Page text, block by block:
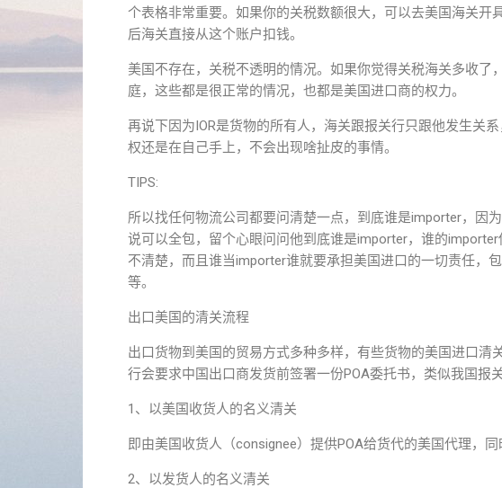
个表格非常重要。如果你的关税数额很大，可以去美国海关
后海关直接从这个账户扣钱。
美国不存在，关税不透明的情况。如果你觉得关税海关多收了
庭，这些都是很正常的情况，也都是美国进口商的权力。
再说下因为IOR是货物的所有人，海关跟报关行只跟他发生关
权还是在自己手上，不会出现啥扯皮的事情。
TIPS:
所以找任何物流公司都要问清楚一点，到底谁是importer，因
说可以全包，留个心眼问问他到底谁是importer，谁的
不清楚，而且谁当importer谁就要承担美国进口的一切责任，
等。
出口美国的清关流程
出口货物到美国的贸易方式多种多样，有些货物的美国进口
行会要求中国出口商发货前签署一份POA委托书，类似我国报
1、以美国收货人的名义清关
即由美国收货人（consignee）提供POA给货代的美国代理，同
2、以发货人的名义清关